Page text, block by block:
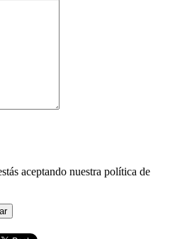
aceptando nuestra política de